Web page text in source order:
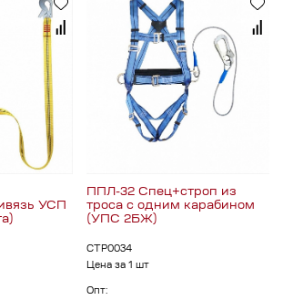
УСП
ППЛ-32 Спец+строп из
троса c одним карабином
(УПС 2БЖ)
СТР0034
Цена за 1 шт
Опт: